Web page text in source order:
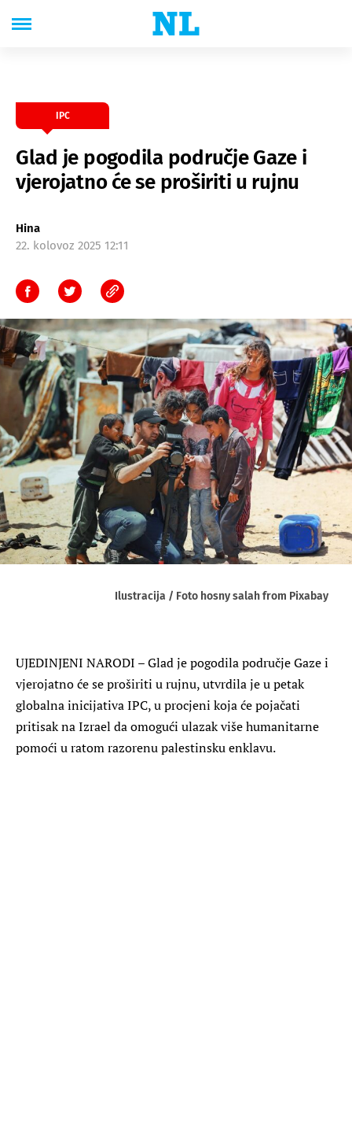
IPC
Glad je pogodila područje Gaze i
vjerojatno će se proširiti u rujnu
Hina
22. kolovoz 2025 12:11
Ilustracija / Foto hosny salah from Pixabay
UJEDINJENI NARODI – Glad je pogodila područje Gaze i
vjerojatno će se proširiti u rujnu, utvrdila je u petak
globalna inicijativa IPC, u procjeni koja će pojačati
pritisak na Izrael da omogući ulazak više humanitarne
pomoći u ratom razorenu palestinsku enklavu.